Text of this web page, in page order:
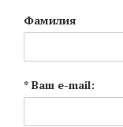
Фамилия
* Ваш e-mail: